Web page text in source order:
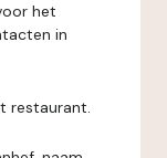
het
in
restaurant.